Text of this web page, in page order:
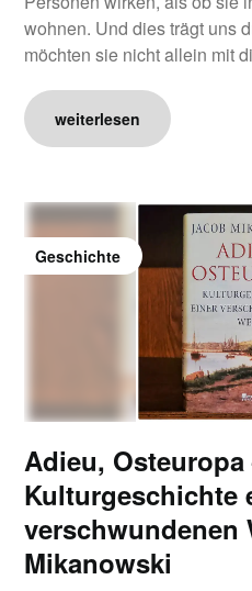
wohnen. Und dies trägt uns
möchten sie nicht allein mit
weiterlesen
Geschichte
Adieu, Osteuropa
Kulturgeschichte
verschwundenen
Mikanowski